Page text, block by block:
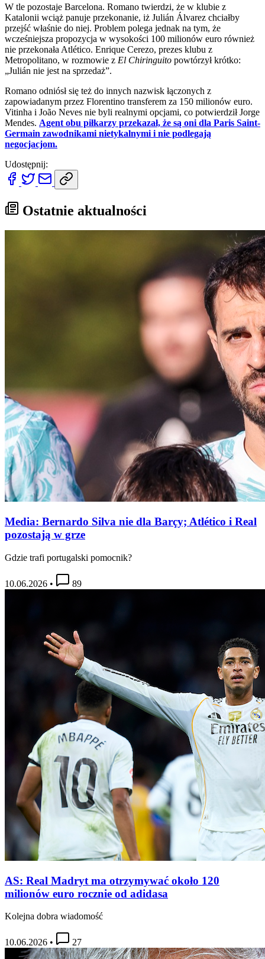
W tle pozostaje Barcelona. Romano twierdzi, że w klubie z
Katalonii wciąż panuje przekonanie, iż Julián Álvarez chciałby
przejść właśnie do niej. Problem polega jednak na tym, że
wcześniejsza propozycja w wysokości 100 milionów euro również
nie przekonała Atlético. Enrique Cerezo, prezes klubu z
Metropolitano, w rozmowie z El Chiringuito powtórzył krótko:
„Julián nie jest na sprzedaż”.
Romano odniósł się też do innych nazwisk łączonych z
zapowiadanym przez Florentino transferem za 150 milionów euro.
Vitinha i João Neves nie byli realnymi opcjami, co potwierdził Jorge
Mendes. Agent obu piłkarzy przekazał, że są oni dla Paris Saint-
Germain zawodnikami nietykalnymi i nie podlegają
negocjacjom.
Udostępnij:
Ostatnie aktualności
Media: Bernardo Silva nie dla Barçy; Atlético i Real
pozostają w grze
Gdzie trafi portugalski pomocnik?
10.06.2026 • 89
AS: Real Madryt ma otrzymywać około 120
milionów euro rocznie od adidasa
Kolejna dobra wiadomość
10.06.2026 • 27